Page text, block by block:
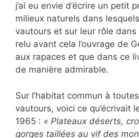
j’ai eu envie d’écrire un petit
milieux naturels dans
vautours et sur leur rôle dans
relu avant cela l’ouvrage de
aux rapaces et que dans ce
de manière admirable.
Sur l’habitat commun à
vautours, voici ce qu’écrivait
1965 : « Plateaux déserts,
gorges taillées au vif des